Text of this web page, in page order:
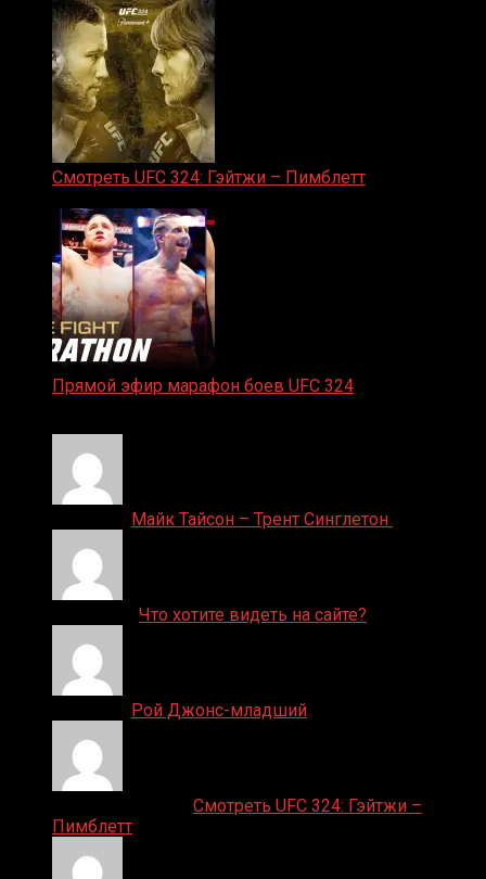
Смотреть UFC 324: Гэйтжи – Пимблетт
Прямой эфир марафон боев UFC 324
Майк Тайсон – Трент Синглетон
Что хотите видеть на сайте?
Рой Джонс-младший
Смотреть UFC 324: Гэйтжи –
Пимблетт